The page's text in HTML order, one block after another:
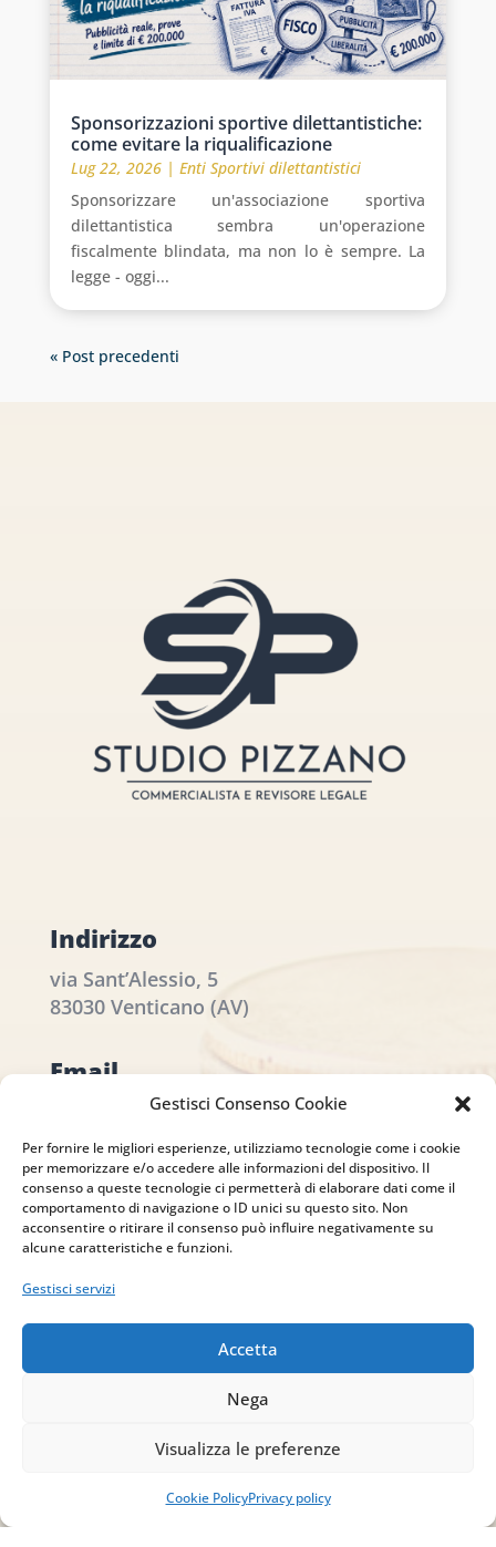
Gestisci Consenso Cookie
Per fornire le migliori esperienze, utilizziamo tecnologie come i cookie
per memorizzare e/o accedere alle informazioni del dispositivo. Il
consenso a queste tecnologie ci permetterà di elaborare dati come il
comportamento di navigazione o ID unici su questo sito. Non
acconsentire o ritirare il consenso può influire negativamente su
alcune caratteristiche e funzioni.
Gestisci servizi
Accetta
Nega
Visualizza le preferenze
Cookie PolicyPrivacy policy
Sponsorizzazioni sportive dilettantistiche:
come evitare la riqualificazione
Lug 22, 2026| Enti Sportivi dilettantistici
Sponsorizzare un'associazione sportiva
dilettantistica sembra un'operazione
fiscalmente blindata, ma non lo è sempre. La
legge - oggi...
« Post precedenti
Indirizzo
via Sant’Alessio, 5
83030 Venticano (AV)
Email
info@studiopizzano.it
P.IVA
IT02754810642
Per restare sempre aggiornato su tutte le
novità, clicca sul pulsante qui sotto e
iscriviti alla nostra newsletter.